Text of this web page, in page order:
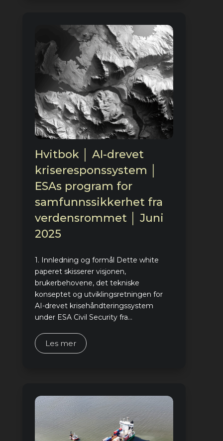
Hvitbok │ AI-drevet
kriseresponssystem │
ESAs program for
samfunnssikkerhet fra
verdensrommet │ Juni
2025
1. Innledning og formål Dette white
paperet skisserer visjonen,
brukerbehovene, det tekniske
konseptet og utviklingsretningen for
AI-drevet krisehåndteringssystem
under ESA Civil Security fra...
Les mer